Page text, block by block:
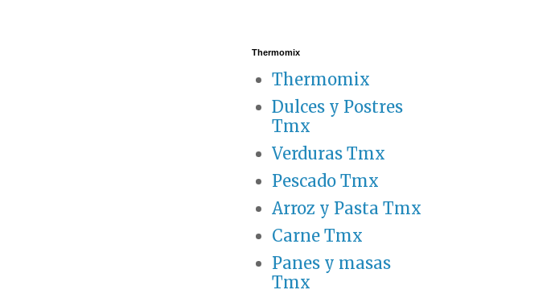
Thermomix
Thermomix
Dulces y Postres
Tmx
Verduras Tmx
Pescado Tmx
Arroz y Pasta Tmx
Carne Tmx
Panes y masas
Tmx